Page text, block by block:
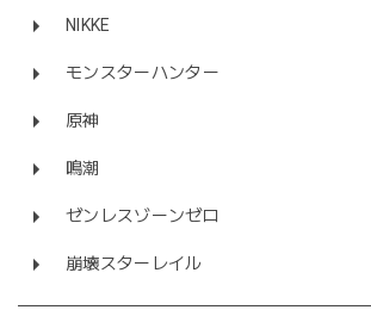
NIKKE
モンスターハンター
原神
鳴潮
ゼンレスゾーンゼロ
崩壊スターレイル